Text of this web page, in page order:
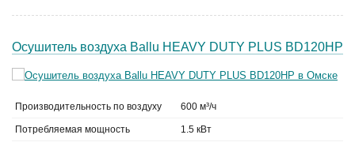
Осушитель воздуха Ballu HEAVY DUTY PLUS BD120HP
Производительность по воздуху 600 м³/ч
Потребляемая мощность 1.5 кВт